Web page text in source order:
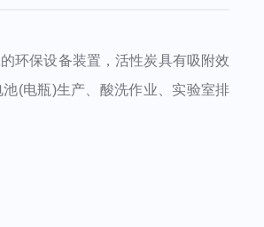
环保设备装置，活性炭具有吸附效
(电瓶)生产、酸洗作业、实验室排